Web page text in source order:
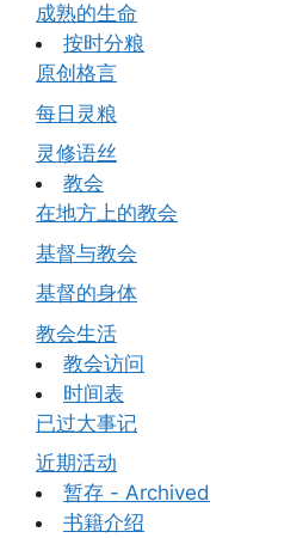
成熟的生命
按时分粮
原创格言
每日灵粮
灵修语丝
教会
在地方上的教会
基督与教会
基督的身体
教会生活
教会访问
时间表
已过大事记
近期活动
暂存 - Archived
书籍介绍